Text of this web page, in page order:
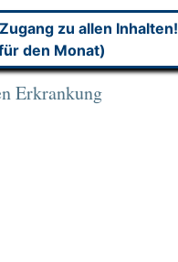
zu allen Inhalten!
den Monat)
Erkrankung